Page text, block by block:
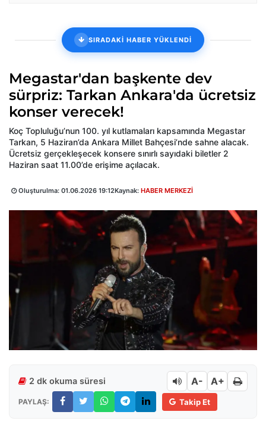
SIRADAKİ HABER YÜKLENDİ
Megastar'dan başkente dev
sürpriz: Tarkan Ankara'da ücretsiz
konser verecek!
Koç Topluluğu’nun 100. yıl kutlamaları kapsamında Megastar
Tarkan, 5 Haziran’da Ankara Millet Bahçesi’nde sahne alacak.
Ücretsiz gerçekleşecek konsere sınırlı sayıdaki biletler 2
Haziran saat 11.00’de erişime açılacak.
Oluşturulma: 01.06.2026 19:12Kaynak: HABER MERKEZİ
2 dk okuma süresi A- A+
PAYLAŞ: Takip Et